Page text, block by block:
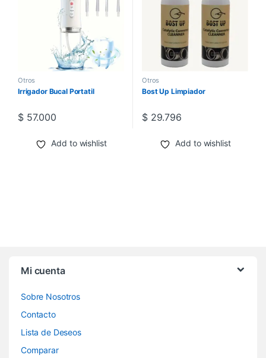
Otros
Irrigador Bucal Portatil
$57.000
Add to wishlist
Otros
Bost Up Limpiador
$29.796
Add to wishlist
Mi cuenta
Sobre Nosotros
Contacto
Lista de Deseos
Comparar